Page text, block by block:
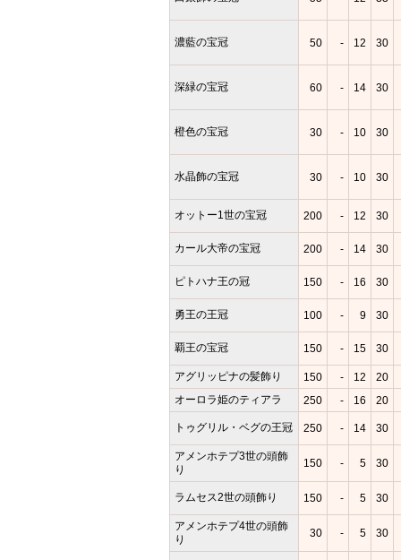
濃藍の宝冠 50 - 12 30
深緑の宝冠 60 - 14 30
橙色の宝冠 30 - 10 30
水晶飾の宝冠 30 - 10 30
オットー1世の宝冠 200 - 12 30
カール大帝の宝冠 200 - 14 30
ピトハナ王の冠 150 - 16 30
勇王の王冠 100 - 9 30
覇王の宝冠 150 - 15 30
アグリッピナの髪飾り 150 - 12
20
オーロラ姫のティアラ
250 - 16 20
トゥグリル・ベグの王冠 250 - 14 30
アメンホテプ3世の頭飾
り
150 - 5 30
ラムセス2世の頭飾り 150 - 5 30
アメンホテプ4世の頭飾
り
30 - 5 30